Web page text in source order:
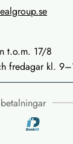
t.o.m. 17/8
fredagar kl.